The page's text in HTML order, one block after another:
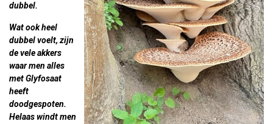
dubbel.
Wat ook heel
dubbel voelt, zijn
de vele akkers
waar men alles
met Glyfosaat
heeft
doodgespoten.
Helaas windt men